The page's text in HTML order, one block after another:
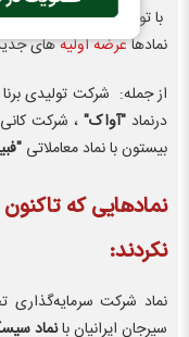
با توجه به درج نماد و
نماد‌هاعرضه اولیههای جدید
از جمله: شرکت تولیدی برنا
درنماد"آواک" ، شرکت
بیستون با نماد معاملاتی
نمادهایی که
نکردند:
نماد شرکت سرمایه‌گذاری
سيرجان ايرانيان بانماد